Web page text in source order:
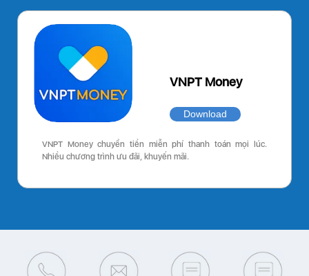
VNPT Money
Download
VNPT Money chuyển tiền miễn phí thanh toán mọi lúc.
Nhiều chương trình ưu đãi, khuyến mãi.